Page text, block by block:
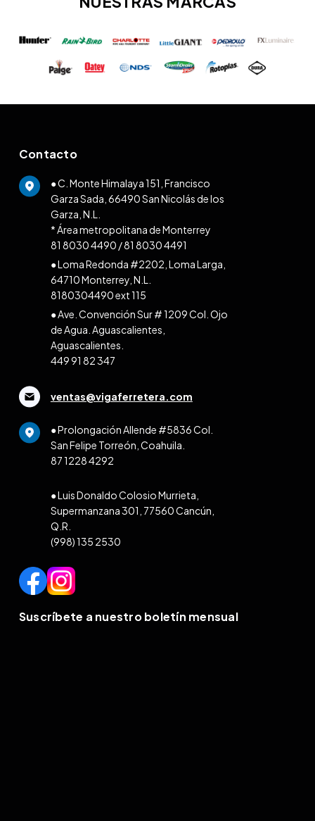
Contacto
● C. Monte Himalaya 151, Francisco
Garza Sada, 66490 San Nicolás de los
Garza, N.L.
* Área metropolitana de Monterrey
81 8030 4490 /81 8030 4491
● Loma Redonda #2202, Loma Larga,
64710 Monterrey, N.L.
8180304490 ext 115
● Ave. Convención Sur # 1209 Col. Ojo
de Agua. Aguascalientes,
Aguascalientes.
449 91 82 347
ventas@vigaferretera.com
● Prolongación Allende #5836 Col.
San Felipe Torreón, Coahuila.
87 1228 4292
● Luis Donaldo Colosio Murrieta,
Supermanzana 301, 77560 Cancún,
Q.R.
(998) 135 2530
Suscríbete a nuestro boletín mensual